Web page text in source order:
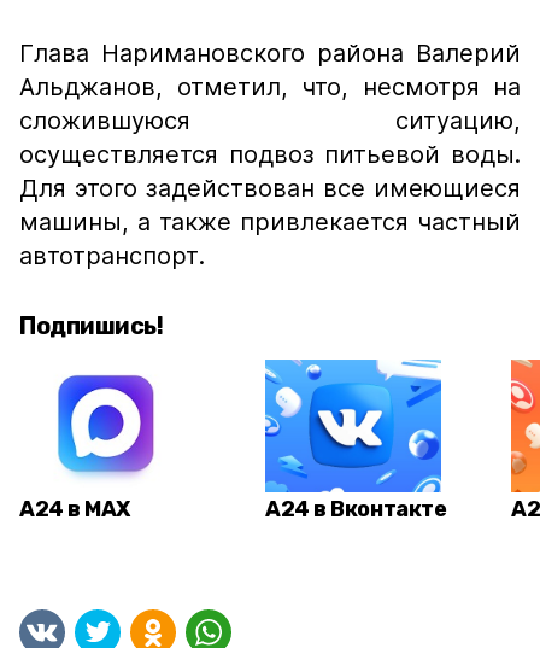
Глава Наримановского района Валерий
Альджанов, отметил, что, несмотря на
сложившуюся ситуацию,
осуществляется подвоз питьевой воды.
Для этого задействован все имеющиеся
машины, а также привлекается частный
автотранспорт.
Подпишись!
А24 в MAX А24 в Вконтакте